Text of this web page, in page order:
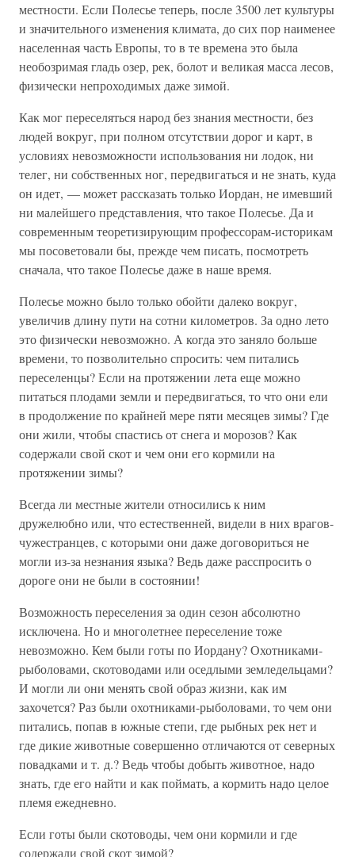
местности. Если Полесье теперь, после 3500 лет культуры
и значительного изменения климата, до сих пор наименее
населенная часть Европы, то в те времена это была
необозримая гладь озер, рек, болот и великая масса лесов,
физически непроходимых даже зимой.
Как мог переселяться народ без знания местности, без
людей вокруг, при полном отсутствии дорог и карт, в
условиях невозможности использования ни лодок, ни
телег, ни собственных ног, передвигаться и не знать, куда
он идет, — может рассказать только Иордан, не имевший
ни малейшего представления, что такое Полесье. Да и
современным теоретизирующим профессорам-историкам
мы посоветовали бы, прежде чем писать, посмотреть
сначала, что такое Полесье даже в наше время.
Полесье можно было только обойти далеко вокруг,
увеличив длину пути на сотни километров. За одно лето
это физически невозможно. А когда это заняло больше
времени, то позволительно спросить: чем питались
переселенцы? Если на протяжении лета еще можно
питаться плодами земли и передвигаться, то что они ели
в продолжение по крайней мере пяти месяцев зимы? Где
они жили, чтобы спастись от снега и морозов? Как
содержали свой скот и чем они его кормили на
протяжении зимы?
Всегда ли местные жители относились к ним
дружелюбно или, что естественней, видели в них врагов-
чужестранцев, с которыми они даже договориться не
могли из-за незнания языка? Ведь даже расспросить о
дороге они не были в состоянии!
Возможность переселения за один сезон абсолютно
исключена. Но и многолетнее переселение тоже
невозможно. Кем были готы по Иордану? Охотниками-
рыболовами, скотоводами или оседлыми земледельцами?
И могли ли они менять свой образ жизни, как им
захочется? Раз были охотниками-рыболовами, то чем они
питались, попав в южные степи, где рыбных рек нет и
где дикие животные совершенно отличаются от северных
повадками и т. д.? Ведь чтобы добыть животное, надо
знать, где его найти и как поймать, а кормить надо целое
племя ежедневно.
Если готы были скотоводы, чем они кормили и где
содержали свой скот зимой?